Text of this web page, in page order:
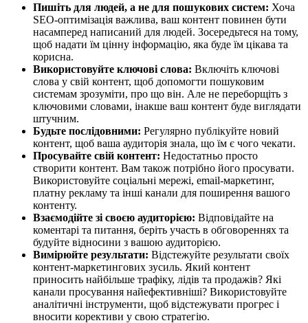
Пишіть для людей, а не для пошукових систем: Хоча
SEO-оптимізація важлива, ваш контент повинен бути
насамперед написаний для людей. Зосередьтеся на тому,
щоб надати їм цінну інформацію, яка буде їм цікава та
корисна.
Використовуйте ключові слова: Включіть ключові
слова у свій контент, щоб допомогти пошуковим
системам зрозуміти, про що він. Але не переборщіть з
ключовими словами, інакше ваш контент буде виглядати
штучним.
Будьте послідовними: Регулярно публікуйте новий
контент, щоб ваша аудиторія знала, що їм є чого чекати.
Просувайте свій контент: Недостатньо просто
створити контент. Вам також потрібно його просувати.
Використовуйте соціальні мережі, email-маркетинг,
платну рекламу та інші канали для поширення вашого
контенту.
Взаємодійте зі своєю аудиторією: Відповідайте на
коментарі та питання, беріть участь в обговореннях та
будуйте відносини з вашою аудиторією.
Вимірюйте результати: Відстежуйте результати своїх
контент-маркетингових зусиль. Який контент
приносить найбільше трафіку, лідів та продажів? Які
канали просування найефективніші? Використовуйте
аналітичні інструменти, щоб відстежувати прогрес і
вносити корективи у свою стратегію.